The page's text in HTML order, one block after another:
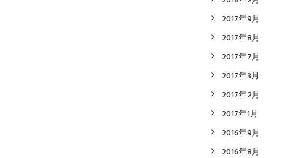
2017年9月
2017年8月
2017年7月
2017年3月
2017年2月
2017年1月
2016年9月
2016年8月